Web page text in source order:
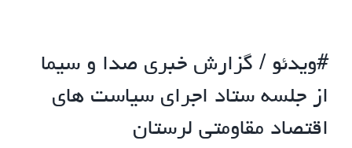
#ویدئو / گزارش خبری صدا و سیما
از جلسه ستاد اجرای سیاست های
اقتصاد مقاومتی لرستان